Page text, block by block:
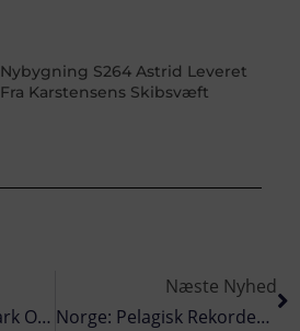
Nybygning S264 Astrid Leveret
Fra Karstensens Skibsvæft
Nordsøen Forskerpark Og Nordsøen Oceanarium Har Ansat Ny Direktør
Næste Nyhed
Norge: Pelagisk Rekordeksport